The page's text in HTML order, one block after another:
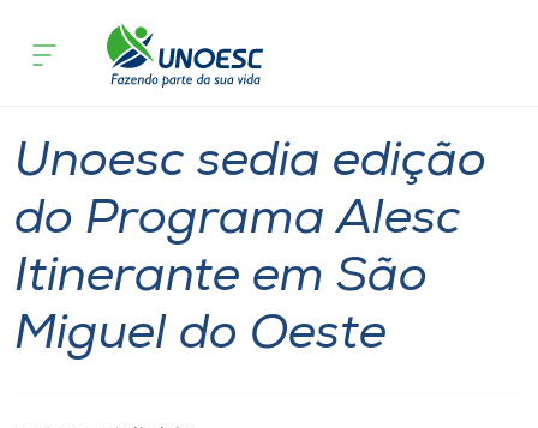
Cursos
Pesquisa
Atendimento ao Estudante
Portal de Ensino
Comunidade
Unoesc sedia edição
do Programa Alesc
Itinerante em São
Miguel do Oeste